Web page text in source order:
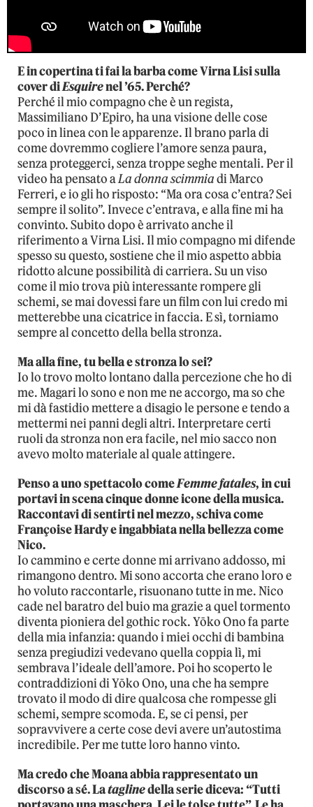
E in copertina ti fai la barba come Virna Lisi sulla
cover diEsquirenel ’65. Perché?
Perché il mio compagno che è un regista,
Massimiliano D’Epiro, ha una visione delle cose
poco in linea con le apparenze. Il brano parla di
come dovremmo cogliere l’amore senza paura,
senza proteggerci, senza troppe seghe mentali. Per il
video ha pensato aLa donna scimmiadi Marco
Ferreri, e io gli ho risposto: “Ma ora cosa c’entra? Sei
sempre il solito”. Invece c’entrava, e alla fine mi ha
convinto. Subito dopo è arrivato anche il
riferimento a Virna Lisi. Il mio compagno mi difende
spesso su questo, sostiene che il mio aspetto abbia
ridotto alcune possibilità di carriera. Su un viso
come il mio trova più interessante rompere gli
schemi, se mai dovessi fare un film con lui credo mi
metterebbe una cicatrice in faccia. E sì, torniamo
sempre al concetto della bella stronza.
Ma alla fine, tu bella e stronza lo sei?
Io lo trovo molto lontano dalla percezione che ho di
me. Magari lo sono e non me ne accorgo, ma so che
mi dà fastidio mettere a disagio le persone e tendo a
mettermi nei panni degli altri. Interpretare certi
ruoli da stronza non era facile, nel mio sacco non
avevo molto materiale al quale attingere.
Penso a uno spettacolo comeFemme fatales, in cui
portavi in scena cinque donne icone della musica.
Raccontavi di sentirti nel mezzo, schiva come
Françoise Hardy e ingabbiata nella bellezza come
Nico.
Io cammino e certe donne mi arrivano addosso, mi
rimangono dentro. Mi sono accorta che erano loro e
ho voluto raccontarle, risuonano tutte in me. Nico
cade nel baratro del buio ma grazie a quel tormento
diventa pioniera del gothic rock. Yōko Ono fa parte
della mia infanzia: quando i miei occhi di bambina
senza pregiudizi vedevano quella coppia lì, mi
sembrava l’ideale dell’amore. Poi ho scoperto le
contraddizioni di Yōko Ono, una che ha sempre
trovato il modo di dire qualcosa che rompesse gli
schemi, sempre scomoda. E, se ci pensi, per
sopravvivere a certe cose devi avere un’autostima
incredibile. Per me tutte loro hanno vinto.
Ma credo che Moana abbia rappresentato un
discorso a sé. Lataglinedella serie diceva: “Tutti